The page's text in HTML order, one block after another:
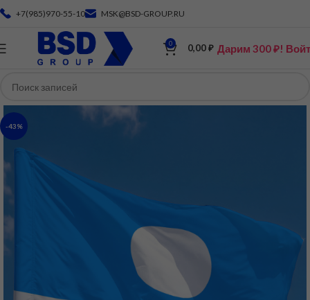
+7(985)970-55-10 MSK@BSD-GROUP.RU
0 0,00₽ Дарим 300 ₽!
-43%